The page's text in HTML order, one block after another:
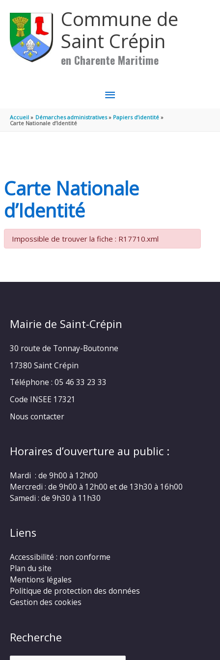
Commune de
Saint Crépin
en Charente Maritime
MENU
PRINCIPAL
Accueil Démarches administratives
Papiers d’identité
Carte Nationale d’Identité
Carte Nationale
d’Identité
Impossible de trouver la fiche : R17710.xml
Mairie de Saint-Crépin
30 route de Tonnay-Boutonne
17380 Saint Crépin
Téléphone : 05 46 33 23 33
Code INSEE 17321
Nous contacter
Horaires d’ouverture au public :
Mardi : de 9h00 à 12h00
Mercredi : de 9h00 à 12h00 et de 13h30 à 16h00
Samedi : de 9h30 à 11h30
Liens
Accessibilité : non conforme
Plan du site
Mentions légales
Politique de protection des données
Gestion des cookies
Recherche